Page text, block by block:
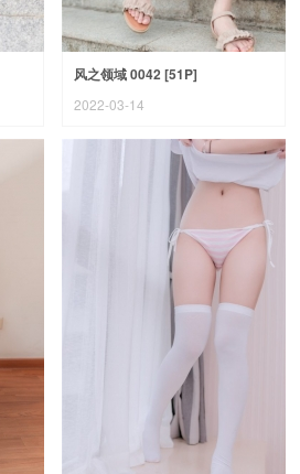
风之领域 0042 [51P]
2022-03-14